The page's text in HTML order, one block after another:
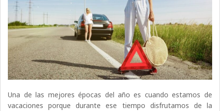
Una de las mejores épocas del año es cuando estamos de
vacaciones porque durante ese tiempo disfrutamos de la